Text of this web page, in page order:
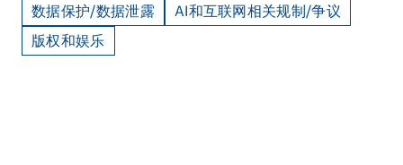
数据保护/数据泄露
AI和互联网相关规制/争议
版权和娱乐